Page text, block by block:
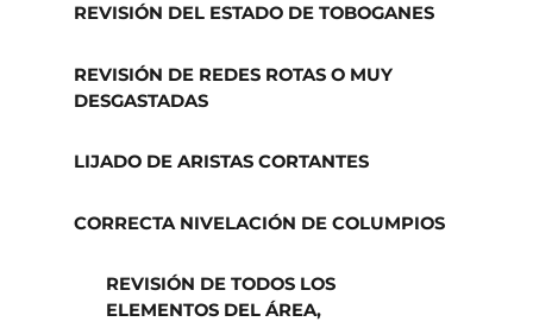
REVISIÓN DEL ESTADO DE TOBOGANES
REVISIÓN DE REDES ROTAS O MUY
DESGASTADAS
LIJADO DE ARISTAS CORTANTES
CORRECTA NIVELACIÓN DE COLUMPIOS
REVISIÓN DE TODOS LOS
ELEMENTOS DEL ÁREA,